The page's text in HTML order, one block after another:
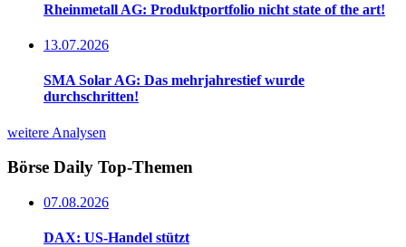
Rheinmetall AG: Produktportfolio nicht state of the art!
13.07.2026
SMA Solar AG: Das mehrjahrestief wurde
durchschritten!
weitere Analysen
Börse Daily Top-Themen
07.08.2026
DAX: US-Handel stützt